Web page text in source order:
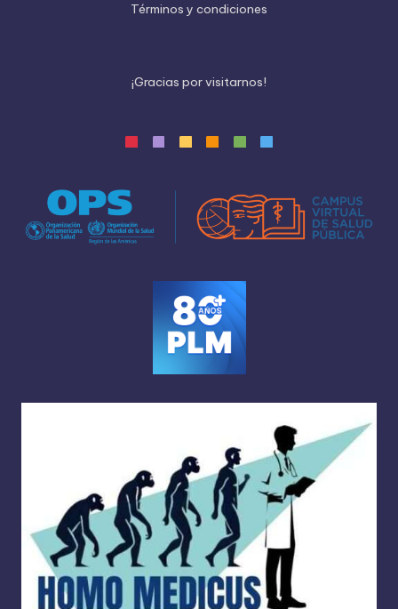
Términos y condiciones
¡Gracias porvisitarnos!